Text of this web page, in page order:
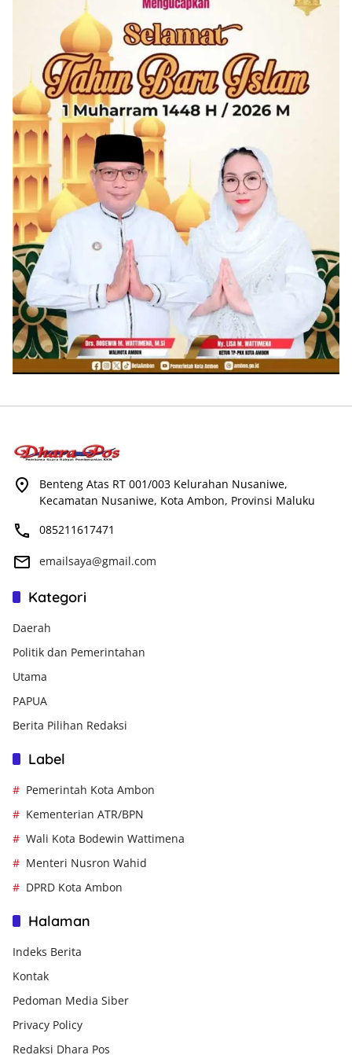
Benteng Atas RT 001/003 Kelurahan Nusaniwe,
Kecamatan Nusaniwe, Kota Ambon, Provinsi Maluku
085211617471
emailsaya@gmail.com
Kategori
Daerah
Politik dan Pemerintahan
Utama
PAPUA
Berita Pilihan Redaksi
Label
Pemerintah Kota Ambon
Kementerian ATR/BPN
Wali Kota Bodewin Wattimena
Menteri Nusron Wahid
DPRD Kota Ambon
Halaman
Indeks Berita
Kontak
Pedoman Media Siber
Privacy Policy
Redaksi Dhara Pos